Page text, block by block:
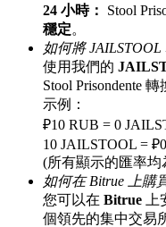
邀请好友
邀請朋友獲得現金
BTC 專享獎勵
24 小時：
Stool
穩定。
如何將
使用我們的
Stool Prisondente
示例：
₽10 RUB = 0
10 JAILSTOOL =
(所有顯示的匯率
如何在 Bitrue 上購
您可以在 Bitrue 上
個領先的集中交易